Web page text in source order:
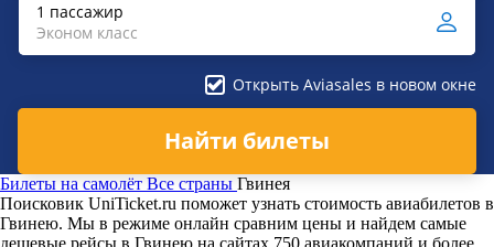
1 пассажир
Эконом класс
Открыть Aviasales в новом окне
Найти билеты
Билеты на самолёт Все страны Гвинея
Поисковик UniTicket.ru поможет узнать стоимость авиабилетов в
Гвинею. Мы в режиме онлайн сравним цены и найдем самые
дешевые рейсы в Гвинею на сайтах 750 авиакомпаний и более